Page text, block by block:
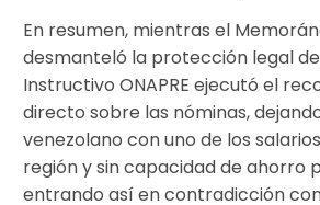
En resumen, mientras el
desmanteló la protección legal
Instructivo ONAPRE ejecutó el
directo sobre las nóminas,
venezolano con uno de los
región y sin capacidad de ahorro
entrando así en contradicción